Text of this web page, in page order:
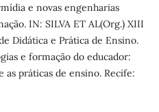
e novas engenharias
IN: SILVA ET AL(Org.) XIII
Didática e Prática de Ensino.
e formação do educador:
as práticas de ensino. Recife: